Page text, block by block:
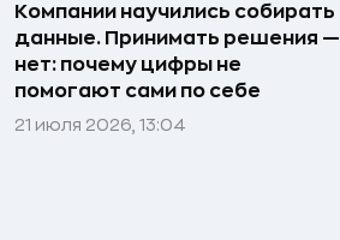
Компании научились собирать
данные. Принимать решения —
нет: почему цифры не
помогают сами по себе
21 июля 2026, 13:04